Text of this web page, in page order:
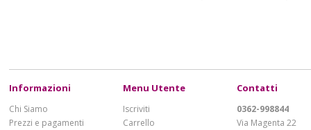
Informazioni
Chi Siamo
Prezzi e pagamenti
Menu Utente
Iscriviti
Carrello
Contatti
0362-998844
Via Magenta 22